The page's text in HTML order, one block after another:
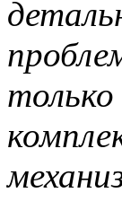
только